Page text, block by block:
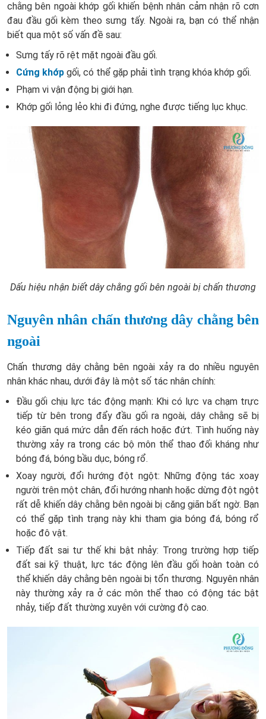
chằng bên ngoài khớp gối khiến bệnh nhân cảm nhận rõ cơn
đau đầu gối kèm theo sưng tấy. Ngoài ra, bạn có thể nhận
biết qua một số vấn đề sau:
Sưng tấy rõ rệt mặt ngoài đầu gối.
Cứng khớp gối, có thể gặp phải tình trạng khóa khớp gối.
Phạm vi vận động bị giới hạn.
Khớp gối lỏng lẻo khi đi đứng, nghe được tiếng lục khục.
Dấu hiệu nhận biết dây chằng gối bên ngoài bị chấn thương
Nguyên nhân chấn thương dây chằng bên
ngoài
Chấn thương dây chằng bên ngoài xảy ra do nhiều nguyên
nhân khác nhau, dưới đây là một số tác nhân chính:
Đầu gối chịu lực tác động mạnh: Khi có lực va chạm trực
tiếp từ bên trong đẩy đầu gối ra ngoài, dây chằng sẽ bị
kéo giãn quá mức dẫn đến rách hoặc đứt. Tình huống này
thường xảy ra trong các bộ môn thể thao đối kháng như
bóng đá, bóng bầu dục, bóng rổ.
Xoay người, đổi hướng đột ngột: Những động tác xoay
người trên một chân, đổi hướng nhanh hoặc dừng đột ngột
rất dễ khiến dây chằng bên ngoài bị căng giãn bất ngờ. Bạn
có thể gặp tình trạng này khi tham gia bóng đá, bóng rổ
hoặc đô vật.
Tiếp đất sai tư thế khi bật nhảy: Trong trường hợp tiếp
đất sai kỹ thuật, lực tác động lên đầu gối hoàn toàn có
thể khiến dây chằng bên ngoài bị tổn thương. Nguyên nhân
này thường xảy ra ở các môn thể thao có động tác bật
nhảy, tiếp đất thường xuyên với cường độ cao.